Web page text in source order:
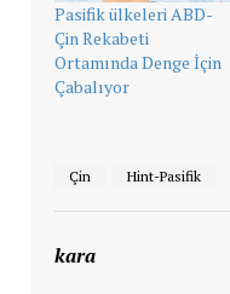
Pasifik ülkeleri ABD-
Çin Rekabeti
Ortamında Denge İçin
Çabalıyor
Çin Hint-Pasifik
kara